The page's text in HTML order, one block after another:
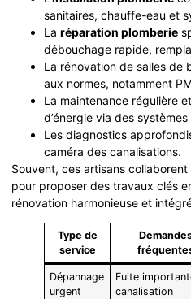
sanitaires, chauffe-eau et
La réparation plomberie
débouchage rapide,
La rénovation de salles de
aux normes, notamment
La maintenance régulière
d’énergie via des
Les diagnostics
caméra des canalisations.
Souvent, ces artisans
pour proposer des travaux clés
rénovation harmonieuse et
Type de
service
Dépannage
urgent
Fuite
canalisation